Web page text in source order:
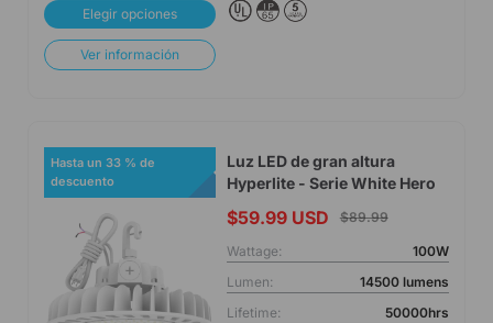
Elegir opciones
Ver información
Hasta un 33 % de
descuento
Luz LED de gran altura
Hyperlite - Serie White Hero
$59.99 USD $89.99
Wattage:
100W
Lumen:
14500 lumens
Lifetime:
50000hrs